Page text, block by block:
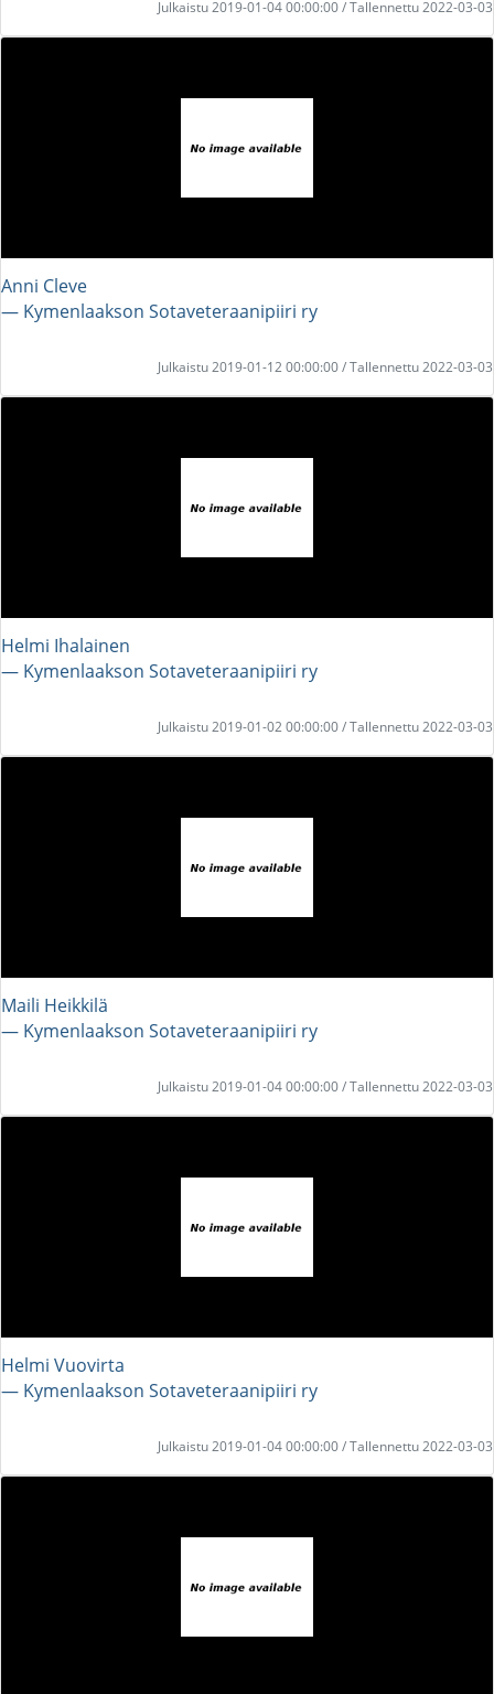
Julkaistu 2019-01-04 00:00:00 / Tallennettu 2022-03-03
Anni Cleve
― Kymenlaakson Sotaveteraanipiiri ry
Julkaistu 2019-01-12 00:00:00 / Tallennettu 2022-03-03
Helmi Ihalainen
― Kymenlaakson Sotaveteraanipiiri ry
Julkaistu 2019-01-02 00:00:00 / Tallennettu 2022-03-03
Maili Heikkilä
― Kymenlaakson Sotaveteraanipiiri ry
Julkaistu 2019-01-04 00:00:00 / Tallennettu 2022-03-03
Helmi Vuovirta
― Kymenlaakson Sotaveteraanipiiri ry
Julkaistu 2019-01-04 00:00:00 / Tallennettu 2022-03-03